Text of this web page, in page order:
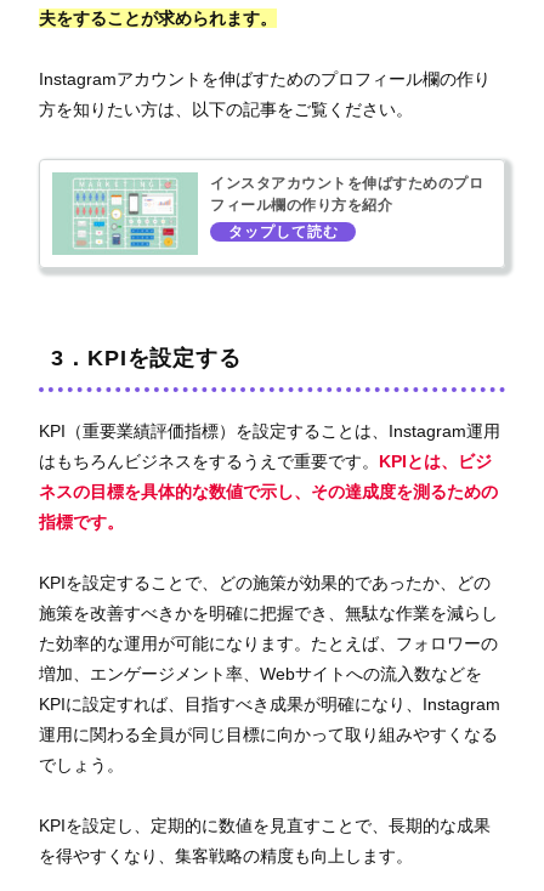
夫をすることが求められます。
Instagramアカウントを伸ばすためのプロフィール欄の作り
方を知りたい方は、以下の記事をご覧ください。
インスタアカウントを伸ばすためのプロ
フィール欄の作り方を紹介
3．KPIを設定する
KPI（重要業績評価指標）を設定することは、Instagram運用
はもちろんビジネスをするうえで重要です。 KPIとは、ビジ
ネスの目標を具体的な数値で示し、その達成度を測るための
指標です。
KPIを設定することで、どの施策が効果的であったか、どの
施策を改善すべきかを明確に把握でき、無駄な作業を減らし
た効率的な運用が可能になります。たとえば、フォロワーの
増加、エンゲージメント率、Webサイトへの流入数などを
KPIに設定すれば、目指すべき成果が明確になり、Instagram
運用に関わる全員が同じ目標に向かって取り組みやすくなる
でしょう。
KPIを設定し、定期的に数値を見直すことで、長期的な成果
を得やすくなり、集客戦略の精度も向上します。